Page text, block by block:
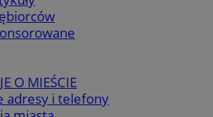
O MIEŚCIE
adresy i telefony